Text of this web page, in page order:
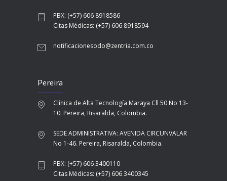
PBX: (+57) 606 8918586
Citas Médicas: (+57) 606 8918594
notificacionesodo@zentria.com.co
Pereira
Clínica de Alta Tecnología Maraya Cll 50 No 13-
10. Pereira, Risaralda, Colombia.
SEDE ADMINISTRATIVA: AVENIDA CIRCUNVALAR
No 1-46. Pereira, Risaralda, Colombia.
PBX: (+57) 606 3400110
Citas Médicas: (+57) 606 3400345